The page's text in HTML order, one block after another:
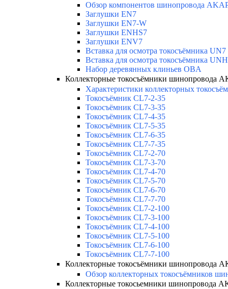
Обзор компонентов шинопровода
Заглушки EN7
Заглушки EN7-W
Заглушки ENHS7
Заглушки ENV7
Вставка для осмотра токосъёмника UN7
Вставка для осмотра токосъёмника
Набор деревянных клиньев OBA
Коллекторные токосъёмники шинопровода
Характеристики коллекторных
Токосъёмник CL7-2-35
Токосъёмник CL7-3-35
Токосъёмник CL7-4-35
Токосъёмник CL7-5-35
Токосъёмник CL7-6-35
Токосъёмник CL7-7-35
Токосъёмник CL7-2-70
Токосъёмник CL7-3-70
Токосъёмник CL7-4-70
Токосъёмник CL7-5-70
Токосъёмник CL7-6-70
Токосъёмник CL7-7-70
Токосъёмник CL7-2-100
Токосъёмник CL7-3-100
Токосъёмник CL7-4-100
Токосъёмник CL7-5-100
Токосъёмник CL7-6-100
Токосъёмник CL7-7-100
Коллекторные токосъёмники шинопровода
Обзор коллекторных токосъёмников
Коллекторные токосьемники шинопровода